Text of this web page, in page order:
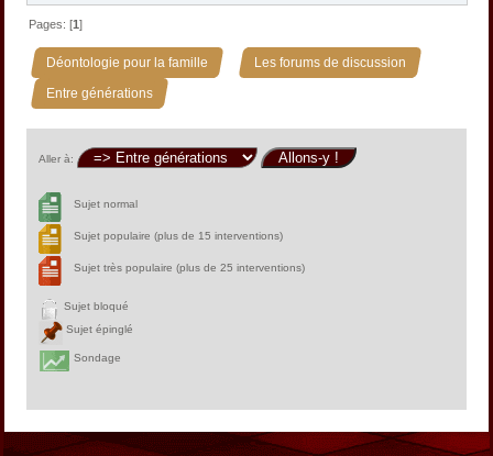
Pages: [1]
Déontologie pour la famille » Les forums de discussion »
Entre générations
Aller à:
Sujet normal
Sujet populaire (plus de 15 interventions)
Sujet très populaire (plus de 25 interventions)
Sujet bloqué
Sujet épinglé
Sondage